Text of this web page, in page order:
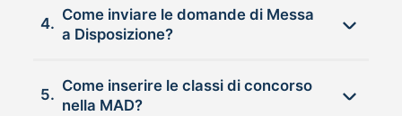
4.
Come inviare le domande di Messa
a Disposizione?
5.
Come inserire le classi di concorso
nella MAD?